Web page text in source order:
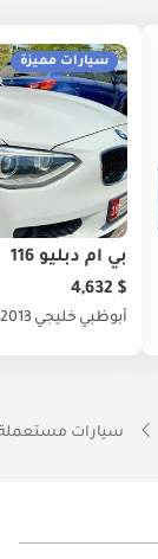
سيارات مميزة
بي أم دبليو 116
$ 4,632
أبوظبي خليجي 2013
سيارات